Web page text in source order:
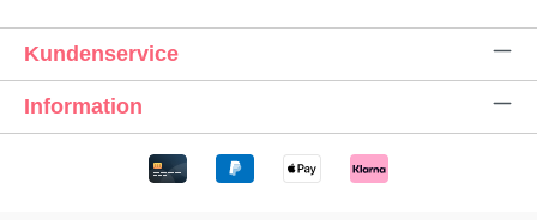
Kundenservice
Information